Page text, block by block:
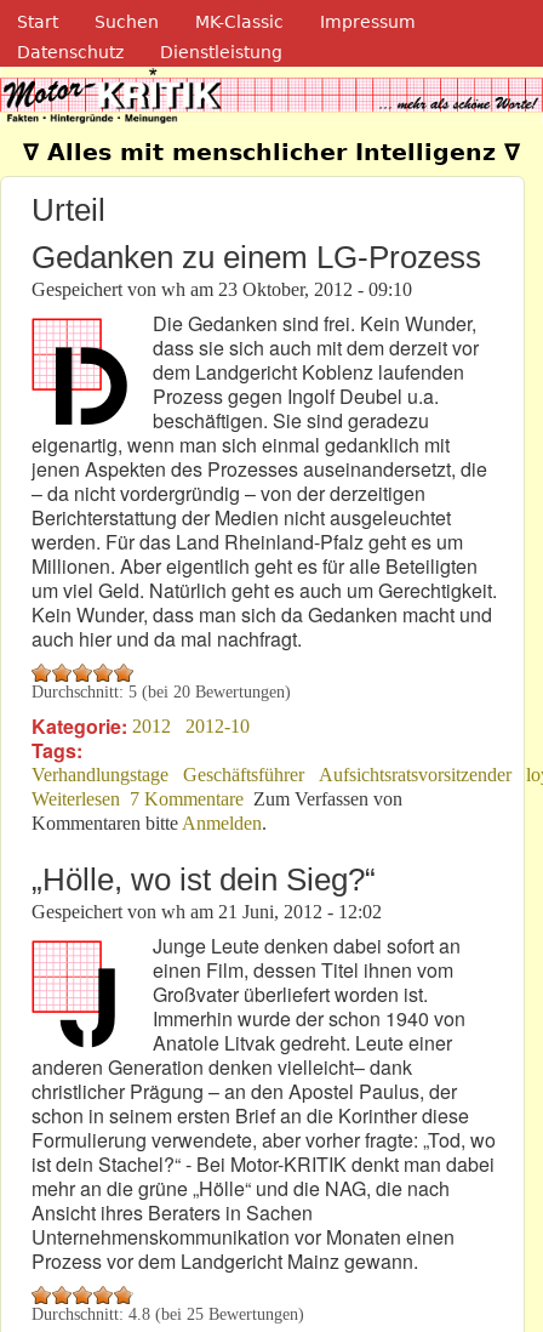
Direkt zum Inhalt
Navigation
Start Suchen MK-Classic
Impressum
Datenschutz
Dienstleistung
Motor-Kritik.de
∇ Alles mit menschlicher Intelligenz ∇
Urteil
Gedanken zu einem LG-Prozess
Gespeichert von wh am 23 Oktober, 2012 - 09:10
Die Gedanken sind frei. Kein Wunder,
dass sie sich auch mit dem derzeit vor
dem Landgericht Koblenz laufenden
Prozess gegen Ingolf Deubel u.a.
beschäftigen. Sie sind geradezu
eigenartig, wenn man sich einmal gedanklich mit
jenen Aspekten des Prozesses auseinandersetzt, die
– da nicht vordergründig – von der derzeitigen
Berichterstattung der Medien nicht ausgeleuchtet
werden. Für das Land Rheinland-Pfalz geht es um
Millionen. Aber eigentlich geht es für alle Beteiligten
um viel Geld. Natürlich geht es auch um Gerechtigkeit.
Kein Wunder, dass man sich da Gedanken macht und
auch hier und da mal nachfragt.
Durchschnitt: 5 (bei 20 Bewertungen)
Kategorie: 2012 2012-10
Tags:
Verhandlungstage Geschäftsführer Aufsichtsratsvorsitzender
Weiterlesen über Gedanken zu einem LG-Prozess
7 Kommentare Zum Verfassen von
Kommentaren bitte Anmelden.
„Hölle, wo ist dein Sieg?“
Gespeichert von wh am 21 Juni, 2012 - 12:02
Junge Leute denken dabei sofort an
einen Film, dessen Titel ihnen vom
Großvater überliefert worden ist.
Immerhin wurde der schon 1940 von
Anatole Litvak gedreht. Leute einer
anderen Generation denken vielleicht– dank
christlicher Prägung – an den Apostel Paulus, der
schon in seinem ersten Brief an die Korinther diese
Formulierung verwendete, aber vorher fragte: „Tod, wo
ist dein Stachel?“ - Bei Motor-KRITIK denkt man dabei
mehr an die grüne „Hölle“ und die NAG, die nach
Ansicht ihres Beraters in Sachen
Unternehmenskommunikation vor Monaten einen
Prozess vor dem Landgericht Mainz gewann.
Durchschnitt: 4.8 (bei 25 Bewertungen)